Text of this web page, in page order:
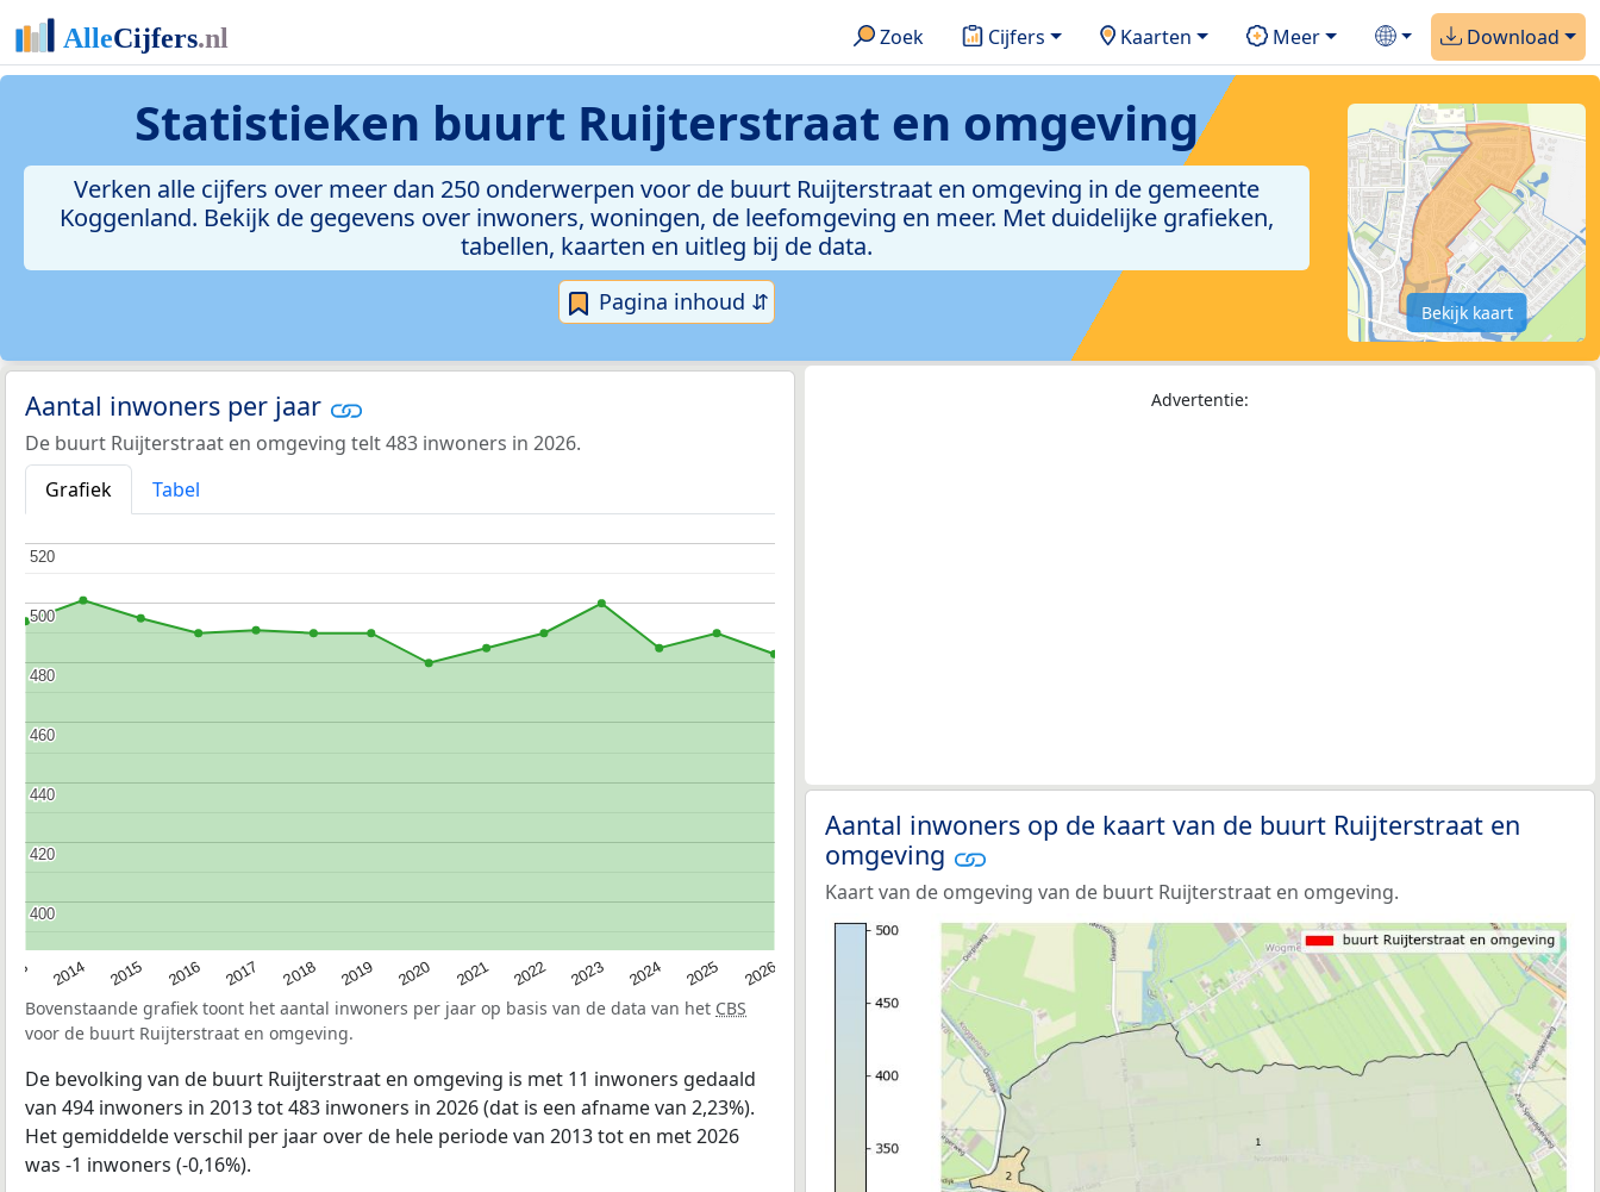
Zoek Cijfers Kaarten Meer Download
Statistieken buurt Ruijterstraat en omgeving
Verken alle cijfers over meer dan 250 onderwerpen voor de buurt Ruijterstraat en omgeving in de gemeente
Koggenland. Bekijk de gegevens over inwoners, woningen, de leefomgeving en meer. Met duidelijke grafieken,
tabellen, kaarten en uitleg bij de data.
Pagina inhoud ⇵ Bekijk kaart
Aantal inwoners per jaar
De buurt Ruijterstraat en omgeving telt 483 inwoners in 2026.
Grafiek
Tabel
2014 2015 2016 2017 2018 2019 2020 2021 2022 2023 2024 2025 2026
400
400
420
420
440
440
460
460
480
480
500
500
520
520
Bovenstaande grafiek toont het aantal inwoners per jaar op basis van de data van het CBS
voor de buurt Ruijterstraat en omgeving.
De bevolking van de buurt Ruijterstraat en omgeving is met 11 inwoners gedaald
van 494 inwoners in 2013 tot 483 inwoners in 2026 (dat is een afname van 2,23%).
Het gemiddelde verschil per jaar over de hele periode van 2013 tot en met 2026
was -1 inwoners (-0,16%).
Advertentie:
Aantal inwoners op de kaart van de buurt Ruijterstraat en
omgeving
Kaart van de omgeving van de buurt Ruijterstraat en omgeving.